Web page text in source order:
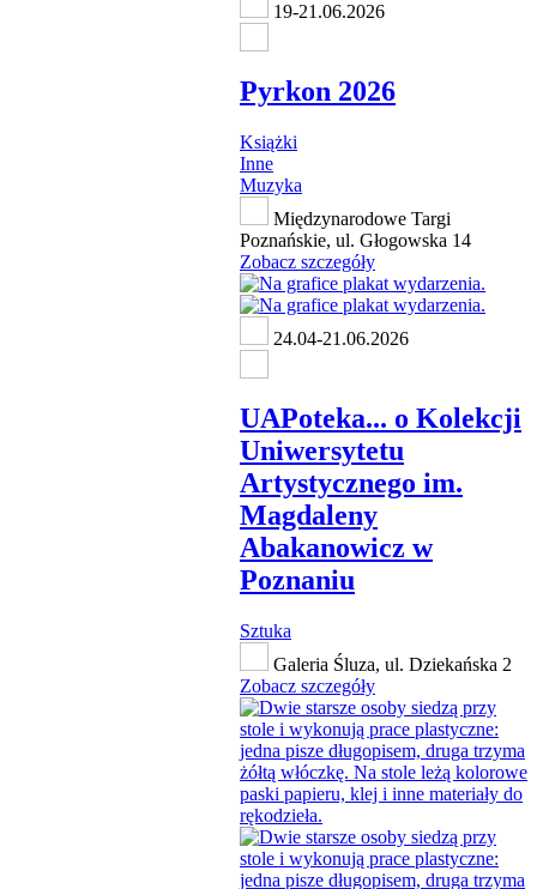
19-21.06.2026
Pyrkon 2026
Książki
Inne
Muzyka
Międzynarodowe Targi
Poznańskie, ul. Głogowska 14
Zobacz szczegóły
24.04-21.06.2026
UAPoteka... o Kolekcji
Uniwersytetu
Artystycznego im.
Magdaleny
Abakanowicz w
Poznaniu
Sztuka
Galeria Śluza, ul. Dziekańska 2
Zobacz szczegóły